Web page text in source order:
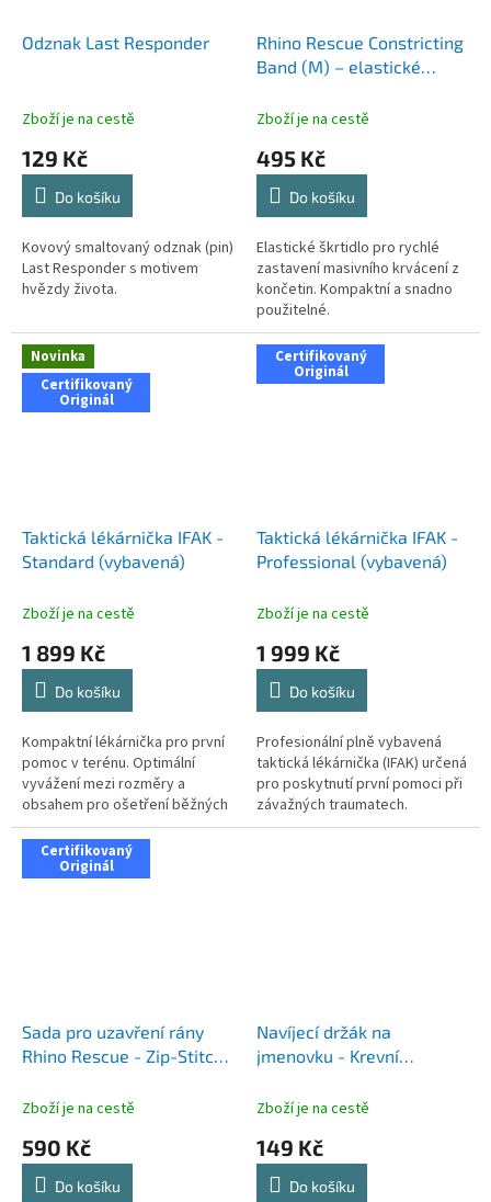
Odznak Last Responder
Zboží je na cestě
129 Kč
Do košíku
Kovový smaltovaný odznak (pin)
Last Responder s motivem
hvězdy života.
Rhino Rescue Constricting
Band (M) – elastické
Zboží je na cestě
495 Kč
Do košíku
Elastické škrtidlo pro rychlé
zastavení masivního krvácení z
končetin. Kompaktní a snadno
použitelné.
Novinka
Certifikovaný
Originál
Taktická lékárnička IFAK -
Standard (vybavená)
Zboží je na cestě
1 899 Kč
Do košíku
Kompaktní lékárnička pro první
pomoc v terénu. Optimální
vyvážení mezi rozměry a
obsahem pro ošetření běžných
i...
Certifikovaný
Originál
Taktická lékárnička IFAK -
Professional (vybavená)
Zboží je na cestě
1 999 Kč
Do košíku
Profesionální plně vybavená
taktická lékárnička (IFAK) určená
pro poskytnutí první pomoci při
závažných traumatech.
Certifikovaný
Originál
Sada pro uzavření rány
Rhino Rescue - Zip-Stitch
Zboží je na cestě
590 Kč
Do košíku
Navíjecí držák na
jmenovku - Krevní
Zboží je na cestě
149 Kč
Do košíku